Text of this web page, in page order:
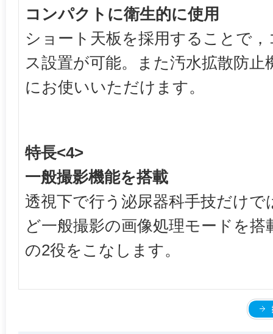
コンパクトに衛生的に使用
ショート天板を採用することで
ス設置が可能。また汚水拡散防止
にお使いいただけます。
特長<4>
一般撮影機能を搭載
透視下で行う泌尿器科手技だけで
ど一般撮影の画像処理モードを搭
の2役をこなします。